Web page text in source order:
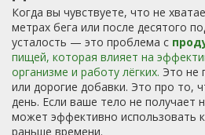
Когда вы чувствуете, что не
метрах бега или после десятого
усталость — это проблема с
пищей, которая влияет на
организме и работу лёгких. Это не
или дорогие добавки. Это про то,
день. Если ваше тело не получает
может эффективно использовать
раньше времени.